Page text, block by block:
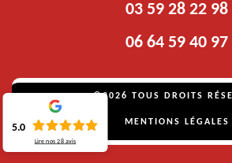
03 59 28 22 98
06 64 59 40 97
©2026 TOUS DROITS
MENTIONS LÉGALES
5.0
Lire nos28 avis